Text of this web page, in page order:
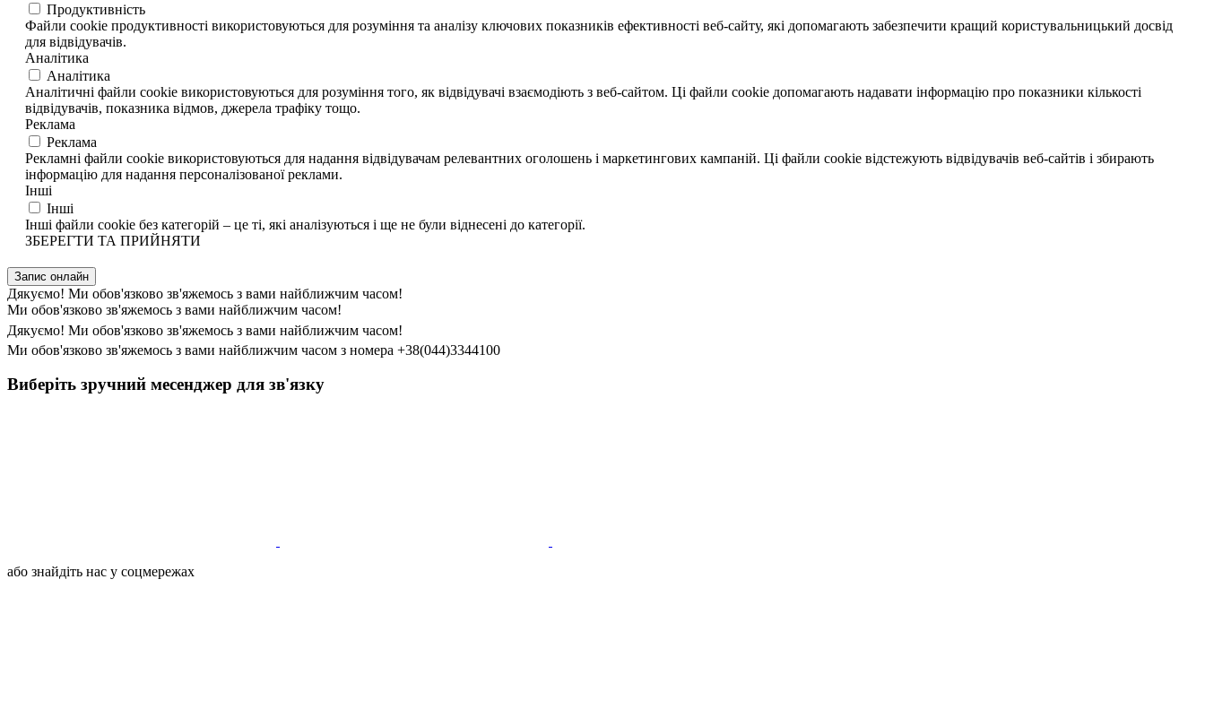
Продуктивність
Файли cookie продуктивності використовуються для розуміння та аналізу ключових показників ефективності веб-сайту, які допомагають забезпечити кращий користувальницький досвід
для відвідувачів.
Аналітика
Аналітика
Аналітичні файли cookie використовуються для розуміння того, як відвідувачі взаємодіють з веб-сайтом. Ці файли cookie допомагають надавати інформацію про показники кількості
відвідувачів, показника відмов, джерела трафіку тощо.
Реклама
Реклама
Рекламні файли cookie використовуються для надання відвідувачам релевантних оголошень і маркетингових кампаній. Ці файли cookie відстежують відвідувачів веб-сайтів і збирають
інформацію для надання персоналізованої реклами.
Інші
Інші
Інші файли cookie без категорій – це ті, які аналізуються і ще не були віднесені до категорії.
ЗБЕРЕГТИ ТА ПРИЙНЯТИ
Запис онлайн
Дякуємо! Ми обов'язково зв'яжемось з вами найближчим часом!
Ми обов'язково зв'яжемось з вами найближчим часом!
Дякуємо! Ми обов'язково зв'яжемось з вами найближчим часом!
Ми обов'язково зв'яжемось з вами найближчим часом з номера +38(044)3344100
Виберіть зручний месенджер для зв'язку
або знайдіть нас у соцмережах